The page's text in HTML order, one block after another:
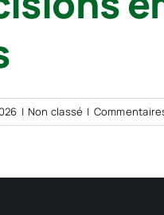
| Non classé |